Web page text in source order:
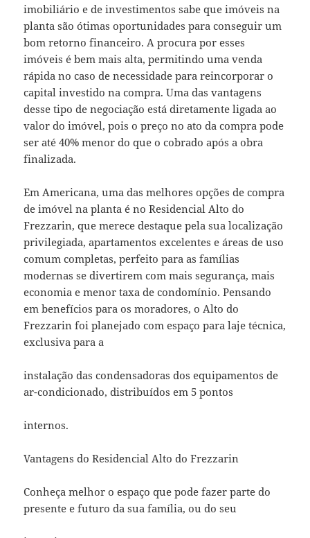
imobiliário e de investimentos sabe que imóveis na
planta são ótimas oportunidades para conseguir um
bom retorno financeiro. A procura por esses
imóveis é bem mais alta, permitindo uma venda
rápida no caso de necessidade para reincorporar o
capital investido na compra. Uma das vantagens
desse tipo de negociação está diretamente ligada ao
valor do imóvel, pois o preço no ato da compra pode
ser até 40% menor do que o cobrado após a obra
finalizada.
Em Americana, uma das melhores opções de compra
de imóvel na planta é no Residencial Alto do
Frezzarin, que merece destaque pela sua localização
privilegiada, apartamentos excelentes e áreas de uso
comum completas, perfeito para as famílias
modernas se divertirem com mais segurança, mais
economia e menor taxa de condomínio. Pensando
em benefícios para os moradores, o Alto do
Frezzarin foi planejado com espaço para laje técnica,
exclusiva para a
instalação das condensadoras dos equipamentos de
ar-condicionado, distribuídos em 5 pontos
internos.
Vantagens do Residencial Alto do Frezzarin
Conheça melhor o espaço que pode fazer parte do
presente e futuro da sua família, ou do seu